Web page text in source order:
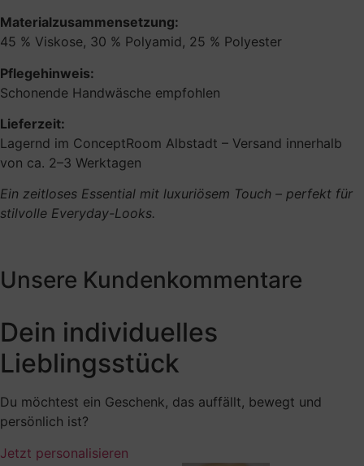
Materialzusammensetzung:
45 % Viskose, 30 % Polyamid, 25 % Polyester
Pflegehinweis:
Schonende Handwäsche empfohlen
Lieferzeit:
Lagernd im ConceptRoom Albstadt – Versand innerhalb
von ca. 2–3 Werktagen
Ein zeitloses Essential mit luxuriösem Touch – perfekt für
stilvolle Everyday-Looks.
Unsere Kundenkommentare
Dein individuelles
Lieblingsstück
Du möchtest ein Geschenk, das auffällt, bewegt und
persönlich ist?
Jetzt personalisieren